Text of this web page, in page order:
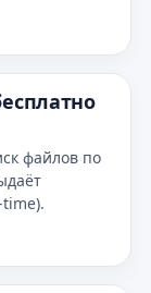
файлов по